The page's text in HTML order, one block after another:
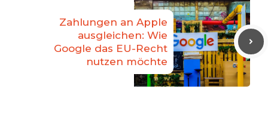
Zahlungen an Apple
ausgleichen: Wie
Google das EU-Recht
nutzen möchte